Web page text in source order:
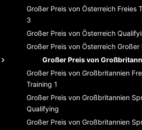
Großer Preis von Österreich Freies
3
Großer Preis von Österreich
Großer Preis von Österreich Großer
Großer Preis von
Großer Preis von Großbritannien
Training 1
Großer Preis von Großbritannien
Qualifying
Großer Preis von Großbritannien